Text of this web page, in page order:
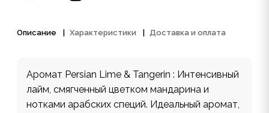
Описание Характеристики Доставка и оплата
Аромат Persian Lime & Tangerin : Интенсивный
лайм, смягченный цветком мандарина и
нотками арабских специй. Идеальный аромат,